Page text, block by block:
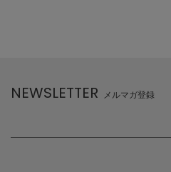
NEWSLETTER メルマガ登録